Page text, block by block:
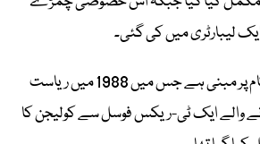
لیبارٹری میں کی گئی۔
یہ تحقیق اس سائنسی کام پر مبنی ہے جس میں 1988 میں ریاست
والے ایک ٹی-ریکس فوسل سے کولیجن کا